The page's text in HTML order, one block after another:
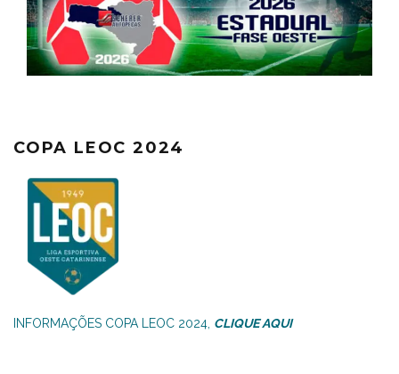
COPA LEOC 2024
INFORMAÇÕES COPA LEOC 2024, CLIQUE AQUI